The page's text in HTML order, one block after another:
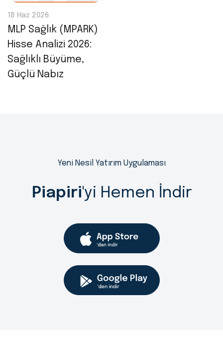
18 Haz 2026
MLP Sağlık (MPARK)
Hisse Analizi 2026:
Sağlıklı Büyüme,
Güçlü Nabız
Yeni Nesil Yatırım Uygulaması
Piapiri'yi Hemen İndir